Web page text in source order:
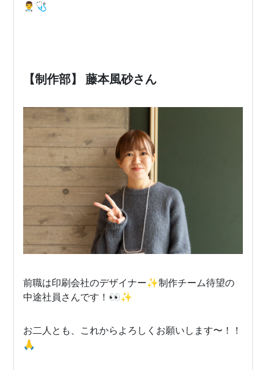
👨‍⚕️🩺
【制作部】 藤本風砂さん
前職は印刷会社のデザイナー✨制作チーム待望の
中途社員さんです！👀✨
お二人とも、これからよろしくお願いします〜！！
🙏